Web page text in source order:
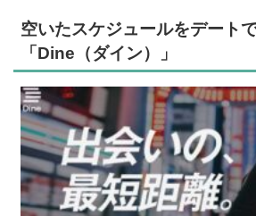
空いたスケジュールをデート
「Dine（ダイン）」